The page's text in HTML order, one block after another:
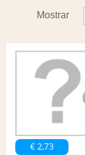
Mostrar
€ 2,73